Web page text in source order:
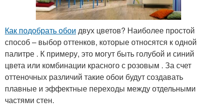
Как подобрать обои двух цветов? Наиболее простой
способ – выбор оттенков, которые относятся к одной
палитре . К примеру, это могут быть голубой и синий
цвета или комбинации красного с розовым . За счет
оттеночных различий такие обои будут создавать
плавные и эффектные переходы между отдельными
частями стен.